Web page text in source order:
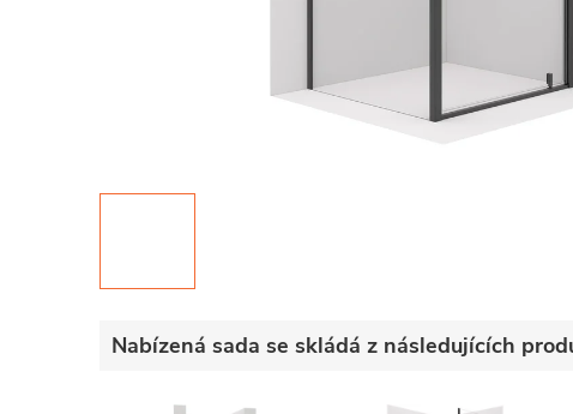
Nabízená sada se skládá z následujících